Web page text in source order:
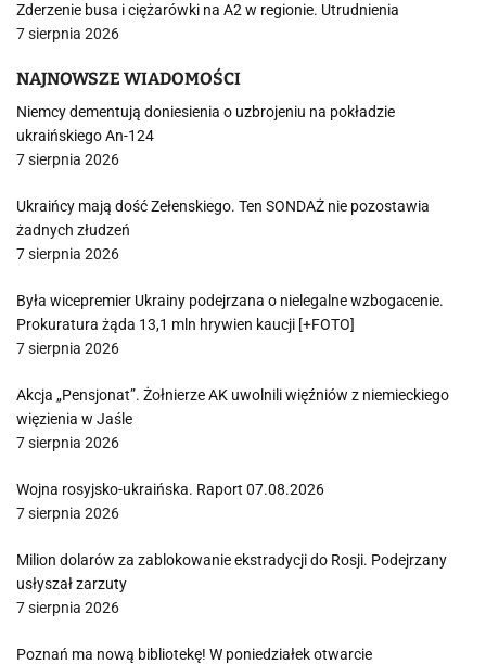
Zderzenie busa i ciężarówki na A2 w regionie. Utrudnienia
7 sierpnia 2026
NAJNOWSZE WIADOMOŚCI
Niemcy dementują doniesienia o uzbrojeniu na pokładzie
ukraińskiego An-124
7 sierpnia 2026
Ukraińcy mają dość Zełenskiego. Ten SONDAŻ nie pozostawia
żadnych złudzeń
7 sierpnia 2026
Była wicepremier Ukrainy podejrzana o nielegalne wzbogacenie.
Prokuratura żąda 13,1 mln hrywien kaucji [+FOTO]
7 sierpnia 2026
Akcja „Pensjonat”. Żołnierze AK uwolnili więźniów z niemieckiego
więzienia w Jaśle
7 sierpnia 2026
Wojna rosyjsko-ukraińska. Raport 07.08.2026
7 sierpnia 2026
Milion dolarów za zablokowanie ekstradycji do Rosji. Podejrzany
usłyszał zarzuty
7 sierpnia 2026
Poznań ma nową bibliotekę! W poniedziałek otwarcie